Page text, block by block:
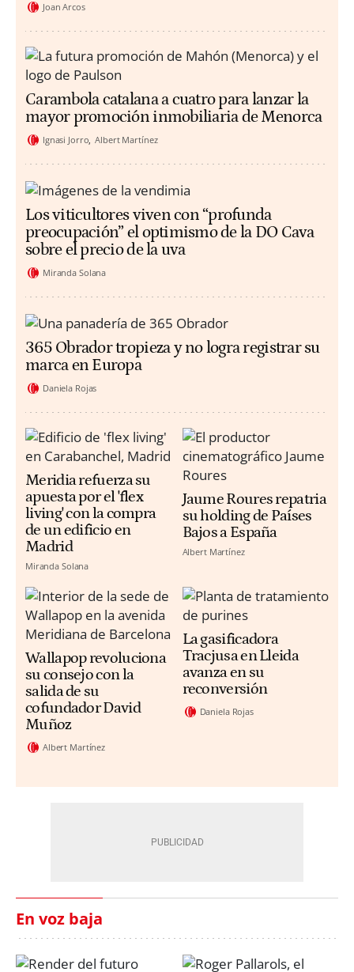
Joan Arcos
Carambola catalana a cuatro para lanzar la
mayor promoción inmobiliaria de Menorca
Ignasi Jorro Albert Martínez
Los viticultores viven con “profunda
preocupación” el optimismo de la DO Cava
sobre el precio de la uva
Miranda Solana
365 Obrador tropieza y no logra registrar su
marca en Europa
Daniela Rojas
Meridia refuerza su
apuesta por el 'flex
living' con la compra
de un edificio en
Madrid
Miranda Solana
Jaume Roures repatria
su holding de Países
Bajos a España
Albert Martínez
Wallapop revoluciona
su consejo con la
salida de su
cofundador David
Muñoz
Albert Martínez
La gasificadora
Tracjusa en Lleida
avanza en su
reconversión
Daniela Rojas
En voz baja